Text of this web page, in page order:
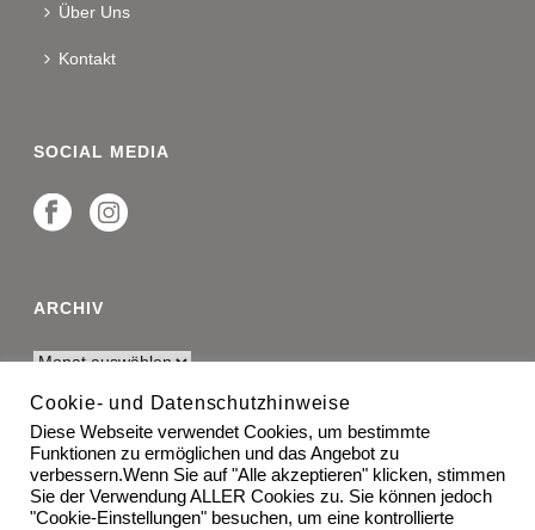
Über Uns
Kontakt
SOCIAL MEDIA
ARCHIV
RECHTLICHES
Impressum
Cookie- und Datenschutzhinweise
Diese Webseite verwendet Cookies, um bestimmte
Funktionen zu ermöglichen und das Angebot zu
verbessern.Wenn Sie auf "Alle akzeptieren" klicken, stimmen
Sie der Verwendung ALLER Cookies zu. Sie können jedoch
"Cookie-Einstellungen" besuchen, um eine kontrollierte